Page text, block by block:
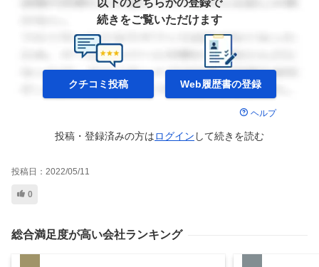
以下のどちらかの登録で
続きをご覧いただけます
クチコミ投稿 Web履歴書の登録
ヘルプ
投稿・登録済みの方はログイン して続きを読む
投稿日： 2022/05/11
0
総合満足度が高い会社ランキング